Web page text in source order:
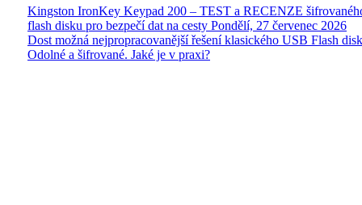
Kingston IronKey Keypad 200 – TEST a RECENZE
flash disku pro bezpečí dat na cesty Pondělí, 27 červenec 2026
Dost možná nejpropracovanější řešení klasického USB Flash
Odolné a šifrované. Jaké je v praxi?